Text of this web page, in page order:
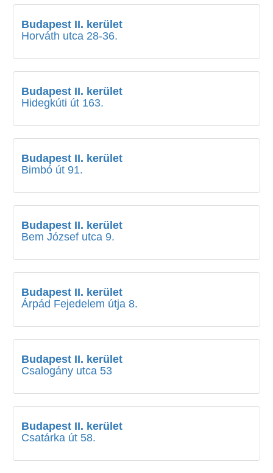
Budapest II. kerület
Horváth utca 28-36.
Budapest II. kerület
Hidegkúti út 163.
Budapest II. kerület
Bimbó út 91.
Budapest II. kerület
Bem József utca 9.
Budapest II. kerület
Árpád Fejedelem útja 8.
Budapest II. kerület
Csalogány utca 53
Budapest II. kerület
Csatárka út 58.